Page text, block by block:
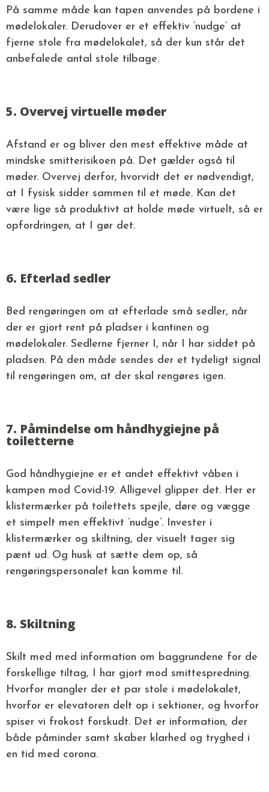
På samme måde kan tapen anvendes på bordene i
mødelokaler. Derudover er et effektiv ’nudge’ at
fjerne stole fra mødelokalet, så der kun står det
anbefalede antal stole tilbage.
5. Overvej virtuelle møder
Afstand er og bliver den mest effektive måde at
mindske smitterisikoen på. Det gælder også til
møder. Overvej derfor, hvorvidt det er nødvendigt,
at I fysisk sidder sammen til et møde. Kan det
være lige så produktivt at holde møde virtuelt, så er
opfordringen, at I gør det.
6. Efterlad sedler
Bed rengøringen om at efterlade små sedler, når
der er gjort rent på pladser i kantinen og
mødelokaler. Sedlerne fjerner I, når I har siddet på
pladsen. På den måde sendes der et tydeligt signal
til rengøringen om, at der skal rengøres igen.
7. Påmindelse om håndhygiejne på
toiletterne
God håndhygiejne er et andet effektivt våben i
kampen mod Covid-19. Alligevel glipper det. Her er
klistermærker på toilettets spejle, døre og vægge
et simpelt men effektivt ’nudge’. Invester i
klistermærker og skiltning, der visuelt tager sig
pænt ud. Og husk at sætte dem op, så
rengøringspersonalet kan komme til.
8. Skiltning
Skilt med med information om baggrundene for de
forskellige tiltag, I har gjort mod smittespredning.
Hvorfor mangler der et par stole i mødelokalet,
hvorfor er elevatoren delt op i sektioner, og hvorfor
spiser vi frokost forskudt. Det er information, der
både påminder samt skaber klarhed og tryghed i
en tid med corona.